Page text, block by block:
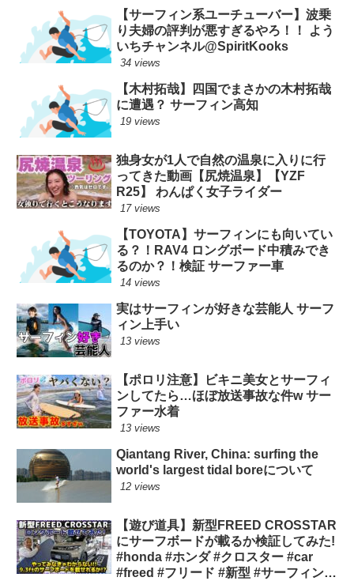
【サーフィン系ユーチューバー】波乗
り夫婦の評判が悪すぎるやろ！！ よう
いちチャンネル@SpiritKooks
34 views
【木村拓哉】四国でまさかの木村拓哉
に遭遇？ サーフィン高知
19 views
独身女が1人で自然の温泉に入りに行
ってきた動画【尻焼温泉】【YZF
R25】 わんぱく女子ライダー
17 views
【TOYOTA】サーフィンにも向いてい
る？！RAV4 ロングボード中積みでき
るのか？！検証 サーファー車
14 views
実はサーフィンが好きな芸能人 サーフ
ィン上手い
13 views
【ポロリ注意】ビキニ美女とサーフィ
ンしてたら…ほぼ放送事故な件w サー
ファー水着
13 views
Qiantang River, China: surfing the
world's largest tidal boreについて
12 views
【遊び道具】新型FREED CROSSTAR
にサーフボードが載るか検証してみた!
#honda #ホンダ #クロスター #car
#freed #フリード #新型 #サーフィン